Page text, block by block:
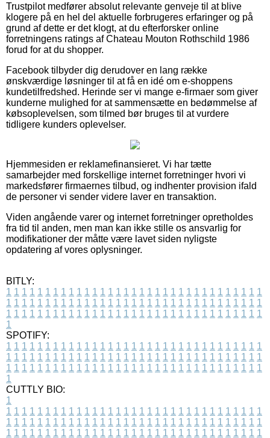
Trustpilot medfører absolut relevante genveje til at blive
klogere på en hel del aktuelle forbrugeres erfaringer og på
grund af dette er det klogt, at du efterforsker online
forretningens ratings af Chateau Mouton Rothschild 1986
forud for at du shopper.
Facebook tilbyder dig derudover en lang række
ønskværdige løsninger til at få en idé om e-shoppens
kundetilfredshed. Herinde ser vi mange e-firmaer som giver
kunderne mulighed for at sammensætte en bedømmelse af
købsoplevelsen, som tilmed bør bruges til at vurdere
tidligere kunders oplevelser.
Hjemmesiden er reklamefinansieret. Vi har tætte
samarbejder med forskellige internet forretninger hvori vi
markedsfører firmaernes tilbud, og indhenter provision ifald
de personer vi sender videre laver en transaktion.
Viden angående varer og internet forretninger opretholdes
fra tid til anden, men man kan ikke stille os ansvarlig for
modifikationer der måtte være lavet siden nyligste
opdatering af vores oplysninger.
BITLY:
1 1 1 1 1 1 1 1 1 1 1 1 1 1 1 1 1 1 1 1 1 1 1 1 1 1 1 1 1 1 1 1 1
1 1 1 1 1 1 1 1 1 1 1 1 1 1 1 1 1 1 1 1 1 1 1 1 1 1 1 1 1 1 1 1 1
1 1 1 1 1 1 1 1 1 1 1 1 1 1 1 1 1 1 1 1 1 1 1 1 1 1 1 1 1 1 1 1 1
1
SPOTIFY:
1 1 1 1 1 1 1 1 1 1 1 1 1 1 1 1 1 1 1 1 1 1 1 1 1 1 1 1 1 1 1 1 1
1 1 1 1 1 1 1 1 1 1 1 1 1 1 1 1 1 1 1 1 1 1 1 1 1 1 1 1 1 1 1 1 1
1 1 1 1 1 1 1 1 1 1 1 1 1 1 1 1 1 1 1 1 1 1 1 1 1 1 1 1 1 1 1 1 1
1
CUTTLY BIO:
1
1 1 1 1 1 1 1 1 1 1 1 1 1 1 1 1 1 1 1 1 1 1 1 1 1 1 1 1 1 1 1 1 1
1 1 1 1 1 1 1 1 1 1 1 1 1 1 1 1 1 1 1 1 1 1 1 1 1 1 1 1 1 1 1 1 1
1 1 1 1 1 1 1 1 1 1 1 1 1 1 1 1 1 1 1 1 1 1 1 1 1 1 1 1 1 1 1 1 1